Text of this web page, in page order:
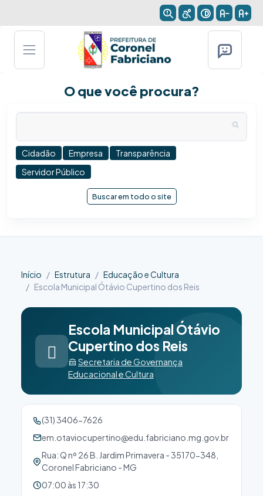
O que você procura?
Cidadão Empresa
Transparência
Servidor Público
Buscar em todo o site
Início Estrutura
Educação e Cultura
Escola Municipal Ótávio Cupertino dos Reis
Escola Municipal Ótávio
Cupertino dos Reis
Secretaria de Governança
Educacional e Cultura
(31) 3406-7626
em.otaviocupertino@edu.fabriciano.mg.gov.br
Rua: Q nº 26 B. Jardim Primavera - 35170-348,
Coronel Fabriciano - MG
07:00 às 17:30